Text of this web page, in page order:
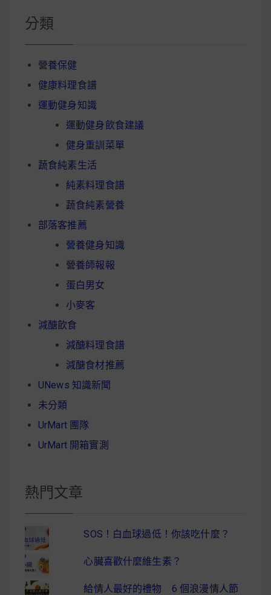
分類
營養保健
健康料理食譜
運動健身知識
運動健身飲食建議
健身重訓菜單
蔬食純素生活
純素料理食譜
蔬食純素營養
部落客推薦
營養健身知識
營養師報報
蛋白男女
小麥客
減醣飲食
減醣料理食譜
減醣食材推薦
UNews 知識新聞
未分類
UrMart 團隊
UrMart 開箱實測
熱門文章
SOS！白血球過低！你該吃什麼？
心臟喜歡什麼維生素？
給情人最好的禮物 6 個浪漫情人節